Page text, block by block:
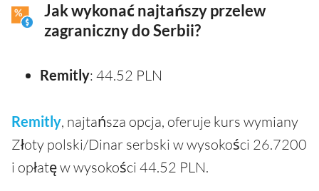
Jak wykonać najtańszy przelew
zagraniczny do Serbii?
Remitly: 44.52 PLN
Remitly, najtańsza opcja, oferuje kurs wymiany
Złoty polski/Dinar serbski w wysokości 26.7200
i opłatę w wysokości 44.52 PLN.